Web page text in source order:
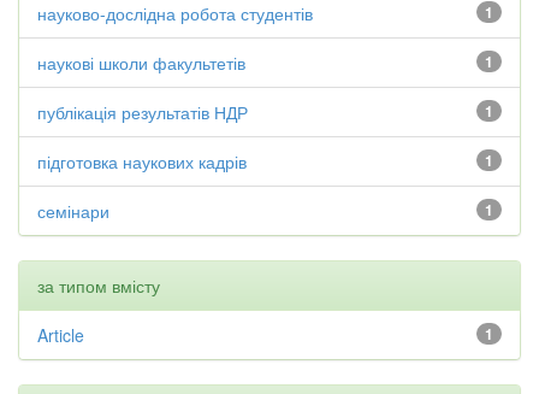
1
науково-дослідна робота студентів
1
наукові школи факультетів
1
публікація результатів НДР
1
підготовка наукових кадрів
1
семінари
за типом вмісту
1
Article